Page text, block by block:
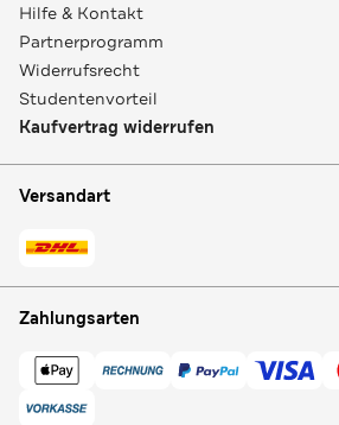
Hilfe & Kontakt
Partnerprogramm
Widerrufsrecht
Studentenvorteil
Kaufvertrag widerrufen
Versandart
Zahlungsarten